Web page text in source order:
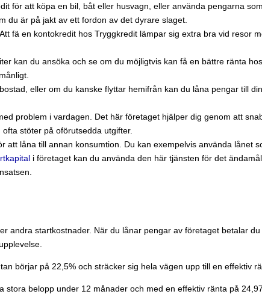
för att köpa en bil, båt eller husvagn, eller använda pengarna
du är på jakt av ett fordon av det dyrare slaget.
fä en kontokredit hos Tryggkredit lämpar sig extra bra vid resor
kan du ansöka och se om du möjligtvis kan få en bättre ränta
eller om du kanske flyttar hemifrån kan du låna pengar till
problem i vardagen. Det här företaget hjälper dig genom att
stöter på oförutsedda utgifter.
att låna till annan konsumtion. Du kan exempelvis använda lånet
i företaget kan du använda den här tjänsten för det
andra startkostnader. När du lånar pengar av företaget betalar
börjar på 22,5% och sträcker sig hela vägen upp till en effektiv
belopp under 12 månader och med en effektiv ränta på